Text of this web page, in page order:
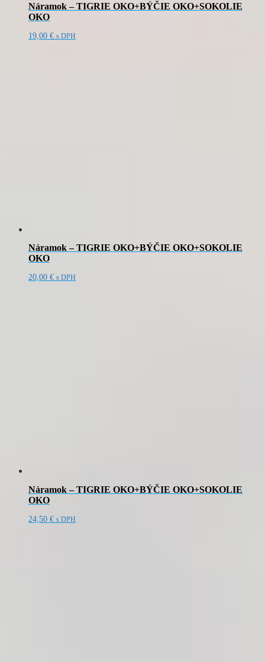
Náramok – TIGRIE OKO+BÝČIE OKO+SOKOLIE
OKO
19,00 € s DPH
Náramok – TIGRIE OKO+BÝČIE OKO+SOKOLIE
OKO
20,00 € s DPH
Náramok – TIGRIE OKO+BÝČIE OKO+SOKOLIE
OKO
24,50 € s DPH